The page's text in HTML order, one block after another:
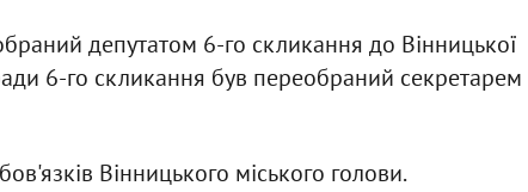
депутатом 6-го скликання до Вінницької
6-го скликання був переобраний секретарем
Вінницького міського голови.